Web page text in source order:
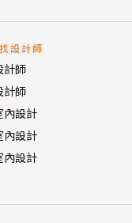
找設計師
計師
計師
內設計
內設計
內設計